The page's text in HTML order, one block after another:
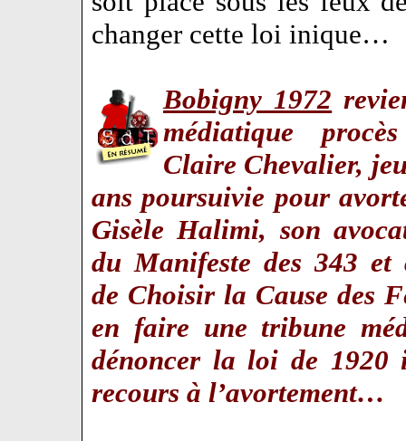
changer cette loi inique…
Bobigny 1972
médiatique
Claire Chevalier,
ans poursuivie pour
Gisèle Halimi, son
du Manifeste des 343 et
de Choisir la Cause des
en faire une tribune
dénoncer la loi de 1920
recours à l’avortement…